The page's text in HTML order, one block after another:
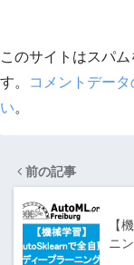
このサイトはスパ
す。
コメントデー
い。
前の記事
【
ニ